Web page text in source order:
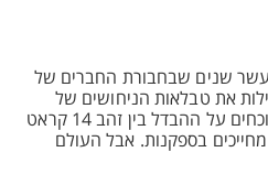
עשר שנים שבחבורת החברים של
את טבלאות הניחושים של
המונדיאל, בעוד שהגברים מתווכחים על ההבדל בין זהב 14 קראט
בספקנות. אבל העולם